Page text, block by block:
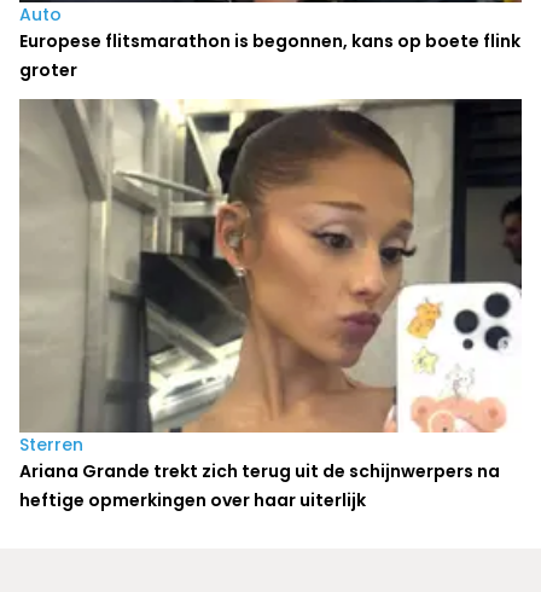
Auto
Europese flitsmarathon is begonnen, kans op boete flink
groter
Sterren
Ariana Grande trekt zich terug uit de schijnwerpers na
heftige opmerkingen over haar uiterlijk